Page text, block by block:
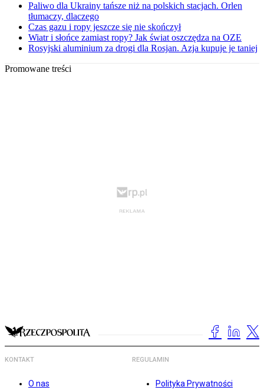
Paliwo dla Ukrainy tańsze niż na polskich stacjach. Orlen
tłumaczy, dlaczego
Czas gazu i ropy jeszcze się nie skończył
Wiatr i słońce zamiast ropy? Jak świat oszczędza na OZE
Rosyjski aluminium za drogi dla Rosjan. Azja kupuje je taniej
Promowane treści
KONTAKT
O nas
REGULAMIN
Polityka Prywatności